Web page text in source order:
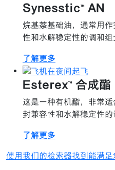
Synesstic™ AN
烷基萘基础油，通常用
性和水解稳定性的调和组
了解更多
Esterex™ 合成酯
这是一种有机酯，非常
封兼容性和水解稳定性的
了解更多
使用我们的检索器找到能满